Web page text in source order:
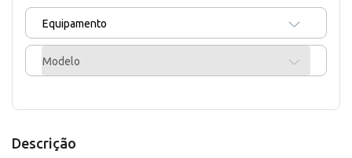
Equipamento
Modelo
Descrição